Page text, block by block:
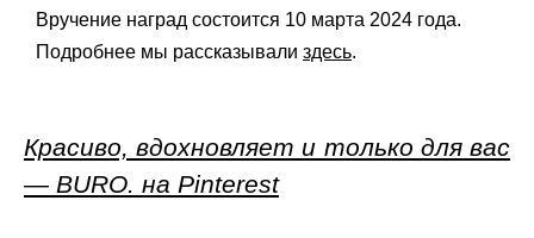
Вручение наград состоится 10 марта 2024 года.
Подробнее мы рассказывали здесь.
Красиво, вдохновляет и только для вас
— BURO. на Pinterest